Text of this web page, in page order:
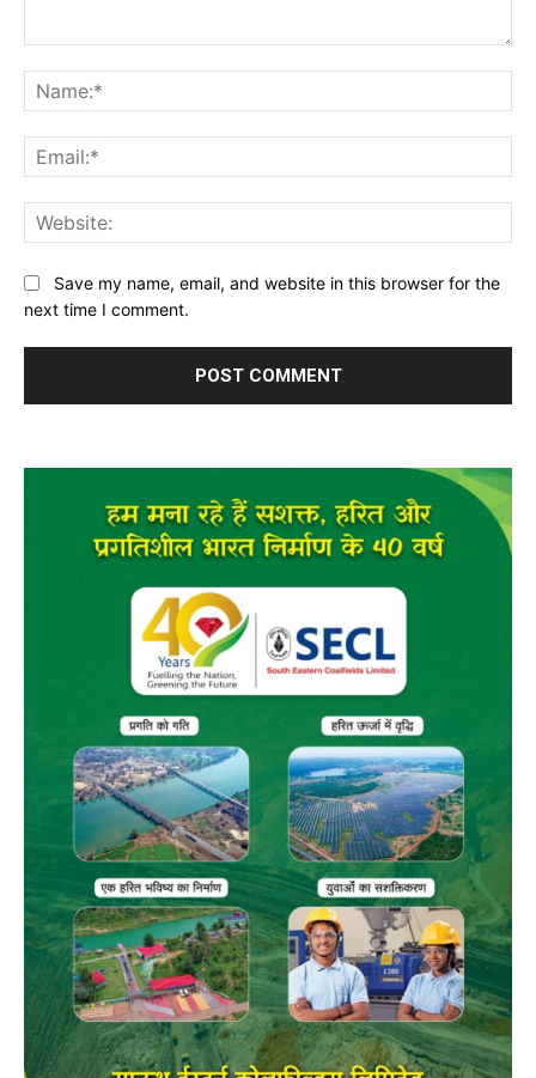
Save my name, email, and website in this browser for the
next time I comment.